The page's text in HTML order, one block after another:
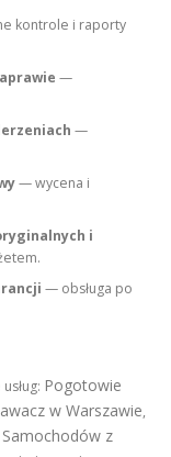
kontrole i raporty
—
—
— wycena i
i
— obsługa po
Pogotowie
w Warszawie,
z